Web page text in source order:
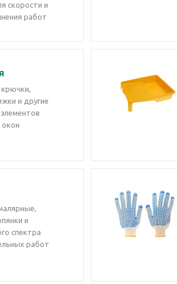
скорости и
работ
крючки,
и другие
окон
и
спектра
работ